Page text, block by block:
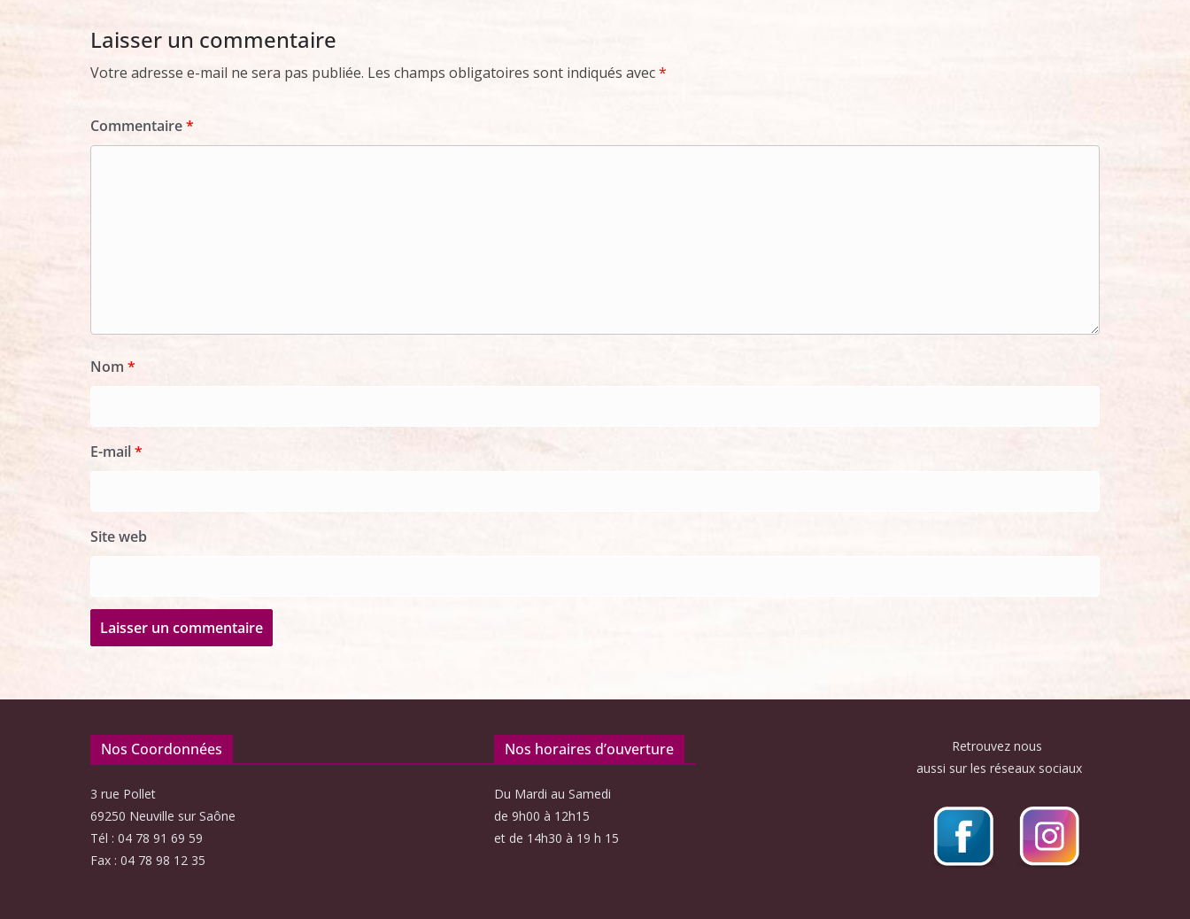
Laisser un commentaire
Votre adresse e-mail ne sera pas publiée. Les champs obligatoires sont indiqués avec*
Commentaire*
Nom *
E-mail*
Site web
Nos Coordonnées
3 rue Pollet
69250 Neuville sur Saône
Tél : 04 78 91 69 59
Fax : 04 78 98 12 35
Nos horaires d’ouverture
Du Mardi au Samedi
de 9h00 à 12h15
et de 14h30 à 19 h 15
Retrouvez nous
aussi sur les réseaux sociaux